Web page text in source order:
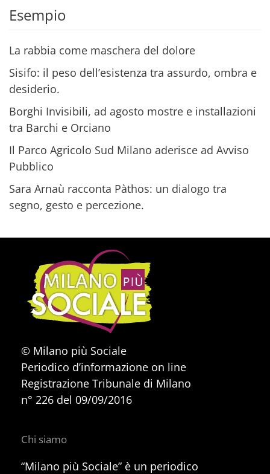
Esempio
La rabbia come maschera del dolore
Sisifo: il peso dell’esistenza tra assurdo, ombra e
desiderio.
Borghi Invisibili, ad agosto mostre e installazioni
tra Barchi e Orciano
Il Parco Agricolo Sud Milano aderisce ad Avviso
Pubblico
Sara Arnaù racconta Pàthos: un dialogo tra
segno, gesto e percezione.
© Milano più Sociale
Periodico d’informazione on line
Registrazione Tribunale di Milano
n° 226 del 09/09/2016
Chi siamo
“Milano più Sociale” è un periodico